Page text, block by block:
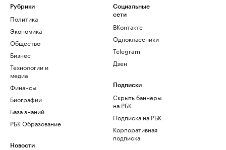
Рубрики
Политика
Экономика
Общество
Бизнес
Технологии и
медиа
Финансы
Биографии
База знаний
РБК Образование
Новости
Социальные
сети
ВКонтакте
Одноклассники
Telegram
Дзен
Подписки
Скрыть баннеры
на РБК
Подписка на РБК
Корпоративная
подписка